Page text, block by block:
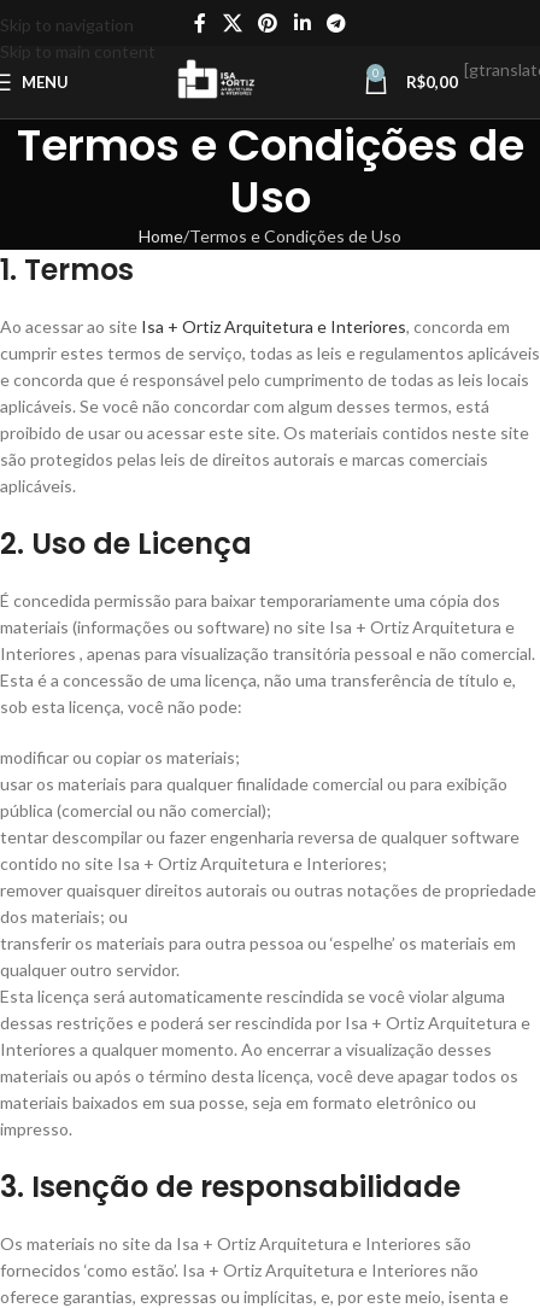
Skip to navigation
Skip to main content
MENU 0 R$0,00
Termos e Condições de
Uso
Home Termos e Condições de Uso
1. Termos
Ao acessar ao site Isa + Ortiz Arquitetura e Interiores, concorda em
cumprir estes termos de serviço, todas as leis e regulamentos aplicáveis
​​e concorda que é responsável pelo cumprimento de todas as leis locais
aplicáveis. Se você não concordar com algum desses termos, está
proibido de usar ou acessar este site. Os materiais contidos neste site
são protegidos pelas leis de direitos autorais e marcas comerciais
aplicáveis.
2. Uso de Licença
É concedida permissão para baixar temporariamente uma cópia dos
materiais (informações ou software) no site Isa + Ortiz Arquitetura e
Interiores , apenas para visualização transitória pessoal e não comercial.
Esta é a concessão de uma licença, não uma transferência de título e,
sob esta licença, você não pode:
modificar ou copiar os materiais;
usar os materiais para qualquer finalidade comercial ou para exibição
pública (comercial ou não comercial);
tentar descompilar ou fazer engenharia reversa de qualquer software
contido no site Isa + Ortiz Arquitetura e Interiores;
remover quaisquer direitos autorais ou outras notações de propriedade
dos materiais; ou
transferir os materiais para outra pessoa ou ‘espelhe’ os materiais em
qualquer outro servidor.
Esta licença será automaticamente rescindida se você violar alguma
dessas restrições e poderá ser rescindida por Isa + Ortiz Arquitetura e
Interiores a qualquer momento. Ao encerrar a visualização desses
materiais ou após o término desta licença, você deve apagar todos os
materiais baixados em sua posse, seja em formato eletrônico ou
impresso.
3. Isenção de responsabilidade
Os materiais no site da Isa + Ortiz Arquitetura e Interiores são
fornecidos ‘como estão’. Isa + Ortiz Arquitetura e Interiores não
oferece garantias, expressas ou implícitas, e, por este meio, isenta e